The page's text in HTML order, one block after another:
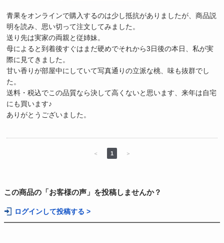
青果をオンラインで購入するのは少し抵抗がありましたが、商品説
明を読み、思い切って注文してみました。
送り先は実家の両親と従姉妹。
母によると到着後すぐはまだ硬めでそれから3日後の本日、私が実
際に見てきました。
甘い香りが部屋中にしていて写真通りの立派な桃、味も抜群でし
た。
送料・税込でこの品質なら決して高くないと思います、来年は自宅
にも買います♪
ありがとうございました。
＜ 1 ＞
この商品の「お客様の声」を投稿しませんか？
ログインして投稿する >